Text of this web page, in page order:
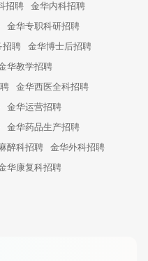
招聘
金华内科招聘
金华专职科研招聘
招聘
金华博士后招聘
华教学招聘
金华西医全科招聘
金华运营招聘
金华药品生产招聘
醉科招聘
金华外科招聘
华康复科招聘